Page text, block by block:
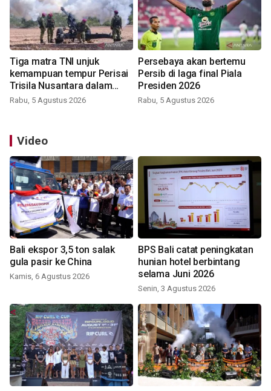
Tiga matra TNI unjuk
kemampuan tempur Perisai
Trisila Nusantara dalam
latihan di Kepri
Rabu, 5 Agustus 2026
Persebaya akan bertemu
Persib di laga final Piala
Presiden 2026
Rabu, 5 Agustus 2026
Video
Bali ekspor 3,5 ton salak
gula pasir ke China
Kamis, 6 Agustus 2026
BPS Bali catat peningkatan
hunian hotel berbintang
selama Juni 2026
Senin, 3 Agustus 2026